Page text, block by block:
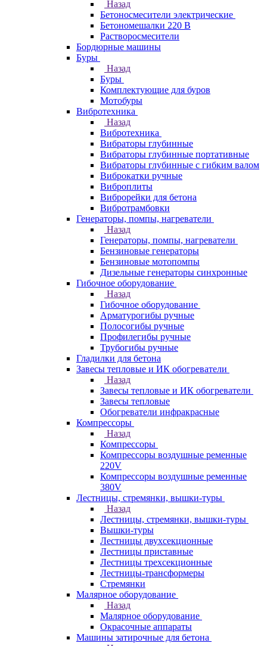
Назад
Бетоносмесители электрические
Бетономешалки 220 В
Растворосмесители
Бордюрные машины
Буры
Назад
Буры
Комплектующие для буров
Мотобуры
Вибротехника
Назад
Вибротехника
Вибраторы глубинные
Вибраторы глубинные портативные
Вибраторы глубинные с гибким валом
Виброкатки ручные
Виброплиты
Виброрейки для бетона
Вибротрамбовки
Генераторы, помпы, нагреватели
Назад
Генераторы, помпы, нагреватели
Бензиновые генераторы
Бензиновые мотопомпы
Дизельные генераторы синхронные
Гибочное оборудование
Назад
Гибочное оборудование
Арматурогибы ручные
Полосогибы ручные
Профилегибы ручные
Трубогибы ручные
Гладилки для бетона
Завесы тепловые и ИК обогреватели
Назад
Завесы тепловые и ИК обогреватели
Завесы тепловые
Обогреватели инфракрасные
Компрессоры
Назад
Компрессоры
Компрессоры воздушные ременные
220V
Компрессоры воздушные ременные
380V
Лестницы, стремянки, вышки-туры
Назад
Лестницы, стремянки, вышки-туры
Вышки-туры
Лестницы двухсекционные
Лестницы приставные
Лестницы трехсекционные
Лестницы-трансформеры
Стремянки
Малярное оборудование
Назад
Малярное оборудование
Окрасочные аппараты
Машины затирочные для бетона